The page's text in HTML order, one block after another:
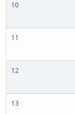
10
11
12
13